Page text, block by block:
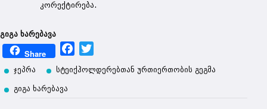
კორექტირება.
გიგა ხარებავა
Share Facebook
ჯეპრა სტეიქჰოლდერებთან ურთიერთობის გეგმა
გიგა ხარებავა